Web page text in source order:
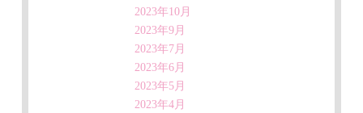
2023年10月
2023年9月
2023年7月
2023年6月
2023年5月
2023年4月